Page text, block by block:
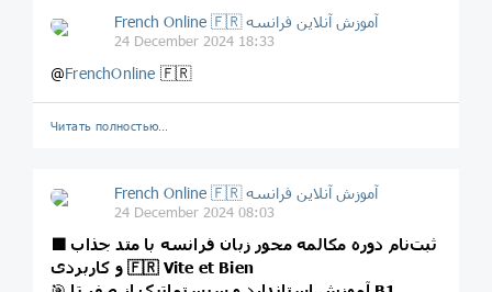
French Online 🇫🇷 آموزش آنلاین فرانسه
24 December 2024 18:33
@FrenchOnline 🇫🇷
Читать полностью…
French Online 🇫🇷 آموزش آنلاین فرانسه
24 December 2024 08:03
🟩 ثبت‌نام دوره مکالمه محور زبان فرانسه با متد جذاب
و کاربردی 🇫🇷 Vite et Bien